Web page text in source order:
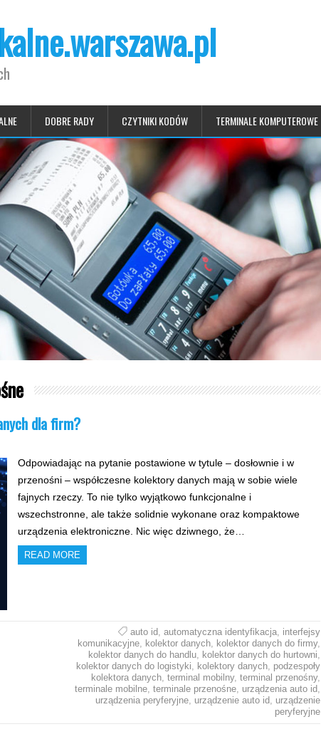
DOBRE RADY CZYTNIKI KODÓW TERMINALE KOMPUTEROWE
dla firm?
Odpowiadając na pytanie postawione w tytule – dosłownie i w
przenośni – współczesne kolektory danych mają w sobie wiele
fajnych rzeczy. To nie tylko wyjątkowo funkcjonalne i
wszechstronne, ale także solidnie wykonane oraz kompaktowe
urządzenia elektroniczne. Nic więc dziwnego, że…
READ MORE
auto id automatyczna identyfikacja, interfejsy
komunikacyjne, kolektor danych, kolektor danych do firmy,
kolektor danych do handlu, kolektor danych do hurtowni
kolektor danych do logistyki
kolektory danych, podzespoły
kolektora danych, terminal mobilny, terminal przenośny,
terminale mobilne, terminale przenośne, urządzenia auto id
urządzenia peryferyjne, urządzenie auto id
urządzenie
peryferyjne